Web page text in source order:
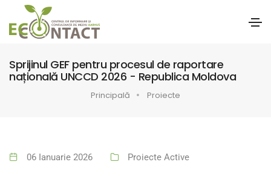
Sprijinul GEF pentru procesul de raportare
națională UNCCD 2026 - Republica Moldova
Principală Proiecte
06 Ianuarie 2026 Proiecte Active